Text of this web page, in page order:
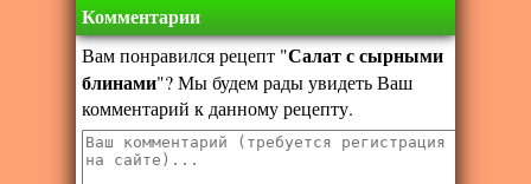
Комментарии
Вам понравился рецепт "Салат с сырными
блинами"? Мы будем рады увидеть Ваш
комментарий к данному рецепту.